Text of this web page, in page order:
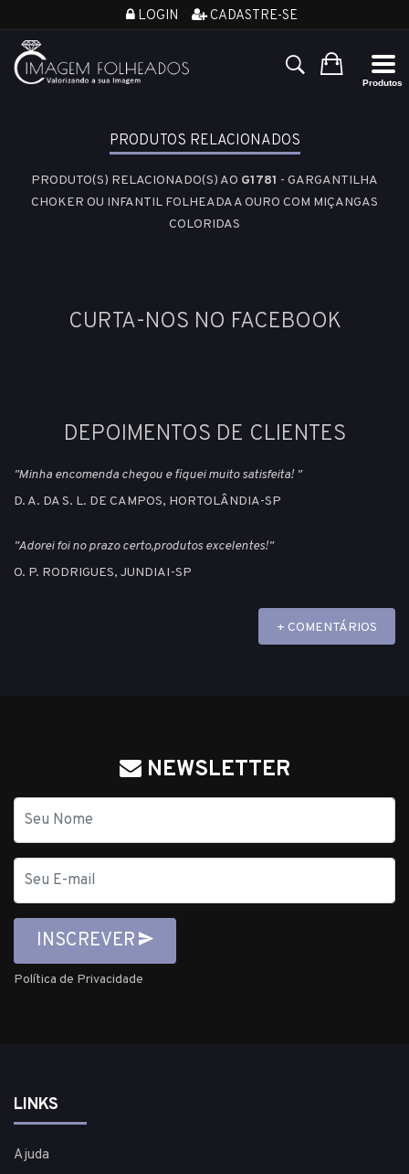
LOGIN CADASTRE-SE
PRODUTOS RELACIONADOS
PRODUTO(S) RELACIONADO(S) AO G1781 - GARGANTILHA
CHOKER OU INFANTIL FOLHEADA A OURO COM MIÇANGAS
COLORIDAS
CURTA-NOS NO FACEBOOK
DEPOIMENTOS DE CLIENTES
"Minha encomenda chegou e fiquei muito satisfeita! "
D. A. DA S. L. DE CAMPOS, HORTOLÂNDIA-SP
"Adorei foi no prazo certo,produtos excelentes!"
O. P. RODRIGUES, JUNDIAI-SP
+ COMENTÁRIOS
NEWSLETTER
mail
INSCREVER
Política de Privacidade
LINKS
Ajuda